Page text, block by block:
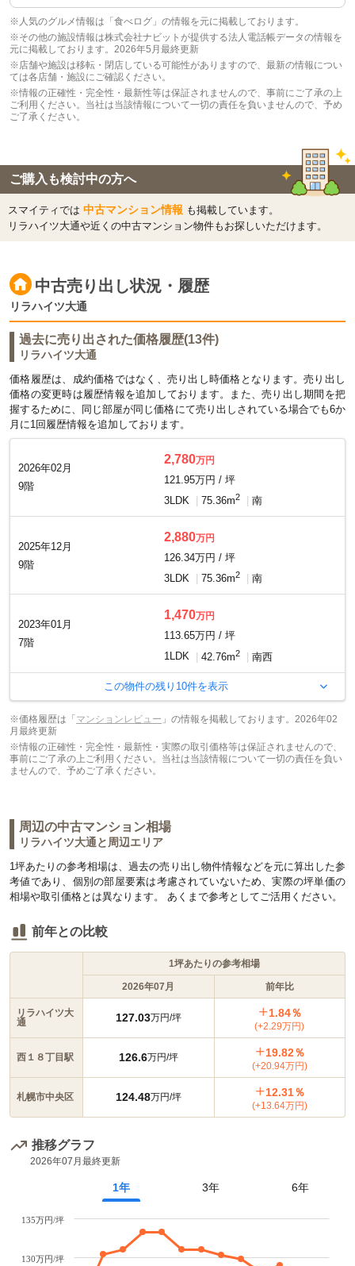
※人気のグルメ情報は「食べログ」の情報を元に掲載しております。
※その他の施設情報は株式会社ナビットが提供する法人電話帳データの情報を
元に掲載しております。2026年5月最終更新
※店舗や施設は移転・閉店している可能性がありますので、最新の情報につい
ては各店舗・施設にご確認ください。
※情報の正確性・完全性・最新性等は保証されませんので、事前にご了承の上
ご利用ください。当社は当該情報について一切の責任を負いませんので、予め
ご了承ください。
ご購入も検討中の方へ
スマイティでは 中古マンション情報 も掲載しています。
リラハイツ大通や近くの中古マンション物件もお探しいただけます。
中古売り出し状況・履歴
リラハイツ大通
過去に売り出された価格履歴(13件)
リラハイツ大通
価格履歴は、成約価格ではなく、売り出し時価格となります。売り出し
価格の変更時は履歴情報を追加しております。また、売り出し期間を把
握するために、同じ部屋が同じ価格にて売り出しされている場合でも6か
月に1回履歴情報を追加しております。
2026年02月
9階
2,780万円
121.95万円 / 坪
3LDK
75.36m2 南
2025年12月
9階
2,880万円
126.34万円 / 坪
3LDK
75.36m2 南
2023年01月
7階
1,470万円
113.65万円 / 坪
1LDK
42.76m2 南西
この物件の残り 10件を表示
※価格履歴は「マンションレビュー 」の情報を掲載しております。2026年02
月最終更新
※情報の正確性・完全性・最新性・実際の取引価格等は保証されませんので、
事前にご了承の上ご利用ください。当社は当該情報について一切の責任を負い
ませんので、予めご了承ください。
周辺の中古マンション相場
リラハイツ大通と周辺エリア
1坪あたりの参考相場は、過去の売り出し物件情報などを元に算出した参
考値であり、個別の部屋要素は考慮されていないため、実際の坪単価の
相場や取引価格とは異なります。 あくまで参考としてご活用ください。
前年との比較
1坪あたりの参考相場
2026年07月 前年比
リラハイツ大
通
127.03万円/坪 1.84％
(+2.29万円)
西１８丁目駅 126.6万円/坪 19.82％
(+20.94万円)
札幌市中央区 124.48万円/坪 12.31％
(+13.64万円)
推移グラフ
2026年07月最終更新
1年 3年 6年
130万円/坪
135万円/坪